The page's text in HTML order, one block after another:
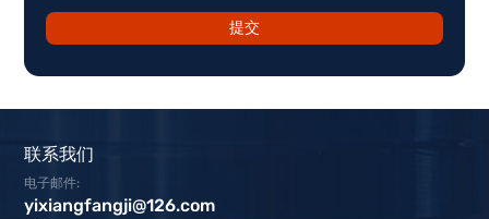
提交
联系我们
电子邮件:
yixiangfangji@126.com